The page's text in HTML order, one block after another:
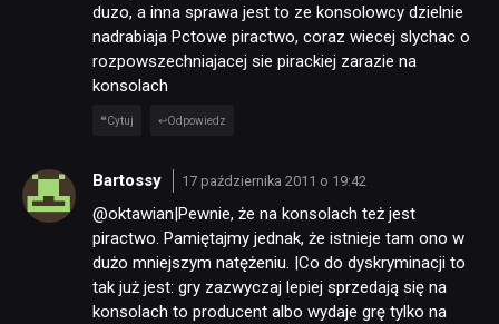
duzo, a inna sprawa jest to ze konsolowcy dzielnie
nadrabiaja Pctowe piractwo, coraz wiecej slychac o
rozpowszechniajacej sie pirackiej zarazie na
konsolach
Cytuj Odpowiedz
Bartossy 17 października 2011 o 19:42
@oktawian|Pewnie, że na konsolach też jest
piractwo. Pamiętajmy jednak, że istnieje tam ono w
dużo mniejszym natężeniu. |Co do dyskryminacji to
tak już jest: gry zazwyczaj lepiej sprzedają się na
konsolach to producent albo wydaje grę tylko na